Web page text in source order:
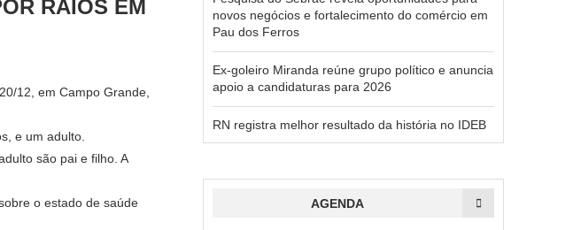
RAIOS EM
12, em Campo Grande,
e um adulto.
são pai e filho. A
o estado de saúde
novos negócios e fortalecimento do comércio em
Pau dos Ferros
Ex-goleiro Miranda reúne grupo político e anuncia
apoio a candidaturas para 2026
RN registra melhor resultado da história no IDEB
AGENDA